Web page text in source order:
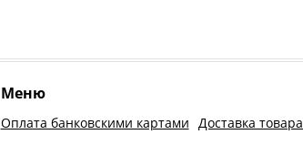
Меню
Оплата банковскими картами Доставка товара